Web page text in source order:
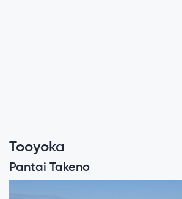
Tooyoka
Pantai Takeno